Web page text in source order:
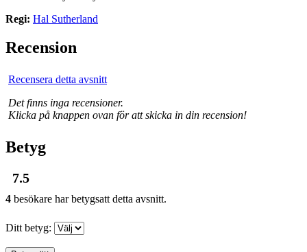
Regi: Hal Sutherland
Recension
Recensera detta avsnitt
Det finns inga recensioner.
Klicka på knappen ovan för att skicka in din recension!
Betyg
7.5
4 besökare har betygsatt detta avsnitt.
Ditt betyg: